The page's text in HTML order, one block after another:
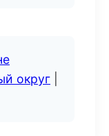
округ